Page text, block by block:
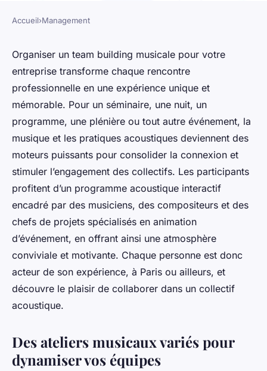
MANAGEMENT
Pourquoi opter pour un team
building avec animations
musicales pour entreprises ?
Adrien•25 décembre 2025• 5 min de lecture
Accueil›Management
Organiser un team building musicale pour votre
entreprise transforme chaque rencontre
professionnelle en une expérience unique et
mémorable. Pour un séminaire, une nuit, un
programme, une plénière ou tout autre événement, la
musique et les pratiques acoustiques deviennent des
moteurs puissants pour consolider la connexion et
stimuler l’engagement des collectifs. Les participants
profitent d’un programme acoustique interactif
encadré par des musiciens, des compositeurs et des
chefs de projets spécialisés en animation
d’événement, en offrant ainsi une atmosphère
conviviale et motivante. Chaque personne est donc
acteur de son expérience, à Paris ou ailleurs, et
découvre le plaisir de collaborer dans un collectif
acoustique.
Des ateliers musicaux variés pour
dynamiser vos équipes